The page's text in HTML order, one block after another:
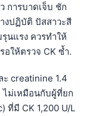
การบาดเจ็บ ชัก
งปฏิบัติ ปัสสาวะสี
นแรง ควรทำให้
ให้ตรวจ CK ซ้ำ.
creatinine 1.4
ม่เหมือนกับผู้ที่ยก
ที่มี CK 1,200 U/L